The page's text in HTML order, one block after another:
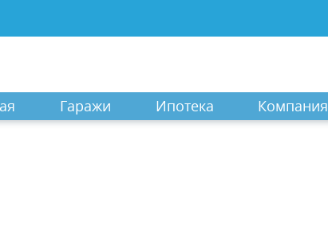
Гаражи Ипотека Компания